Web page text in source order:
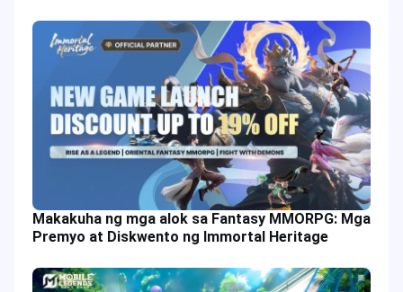
Makakuha ng mga alok sa Fantasy MMORPG: Mga
Premyo at Diskwento ng Immortal Heritage